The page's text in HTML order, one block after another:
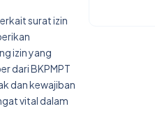
surat izin
izin yang
dari BKPMPT
dan kewajiban
vital dalam